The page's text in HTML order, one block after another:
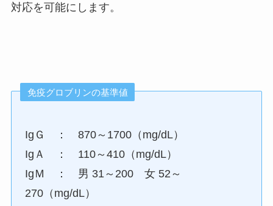
対応を可能にします。
免疫グロブリンの基準値
IgＧ ： 870～1700（mg/dL）
IgＡ ： 110～410（mg/dL）
IgＭ ： 男 31～200 女 52～
270（mg/dL）